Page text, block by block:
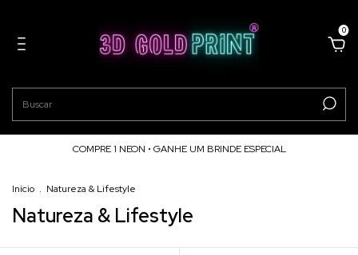
0
COMPRE 1 NEON • GANHE UM BRINDE ESPECIAL
Início . Natureza & Lifestyle
Natureza & Lifestyle